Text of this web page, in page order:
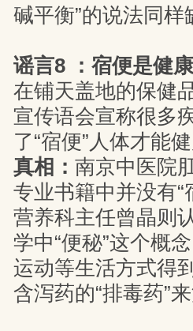
碱平衡”的说法同
谣言8 ：宿便是健
在铺天盖地的保健
宣传语会宣称很多
了“宿便”人体才能健
真相： 南京中医院
专业书籍中并没有
营养科主任曾晶则
学中“便秘”这个概
运动等生活方式得
含泻药的“排毒药”